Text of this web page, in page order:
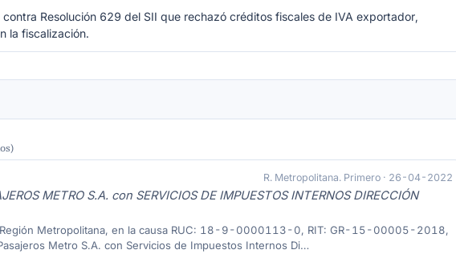
Resolución 629 del SII que rechazó créditos fiscales de IVA exportador,
la fiscalización.
R. Metropolitana. Primero · 26-04-2022
METRO S.A. con SERVICIOS DE IMPUESTOS INTERNOS DIRECCIÓN
Región Metropolitana, en la causa RUC: 18-9-0000113-0, RIT: GR-15-00005-2018,
Metro S.A. con Servicios de Impuestos Internos Di…